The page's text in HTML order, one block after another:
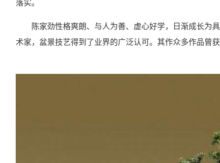
落实。
陈家劲性格爽朗、与人为善、虚心好学，日渐成长为
术家，盆景技艺得到了业界的广泛认可。其作众多作品曾